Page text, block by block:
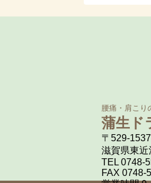
腰痛・肩こり
蒲生ド
〒529-1537
滋賀県東
TEL 0748-
FAX 0748-